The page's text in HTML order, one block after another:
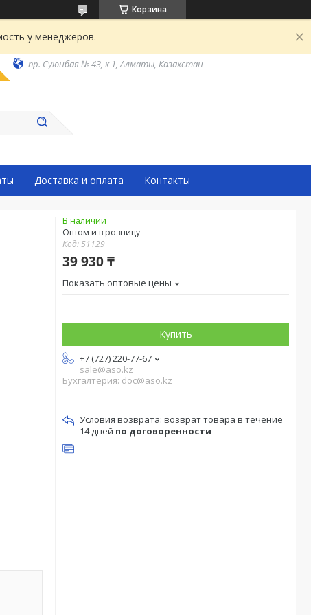
Корзина
у менеджеров.
пр. Суюнбая № 43, к 1, Алматы, Казахстан
Доставка и оплата Контакты
В наличии
Оптом и в розницу
Код:51129
39 930 ₸
Показать оптовые цены
Купить
+7 (727) 220-77-67
sale@aso.kz
Бухгалтерия: doc@aso.kz
возврат товара в течение
14 дней по договоренности